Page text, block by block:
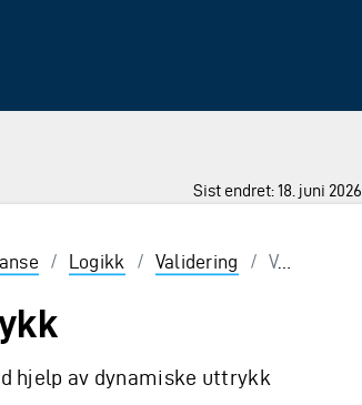
Sist endret: 18. juni 2026
/ Logikk / Validering / Validering med uttrykk
hjelp av dynamiske uttrykk